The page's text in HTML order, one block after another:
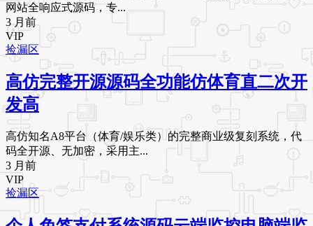
网站全响应式源码，专...
3 月前
VIP
捡漏区
高仿完整开源源码全功能仿体育直二次开
发高
高仿知名A8平台（体育/娱乐类）的完整商业级复刻系统，代
码全开源、无加密，采用主...
3 月前
VIP
捡漏区